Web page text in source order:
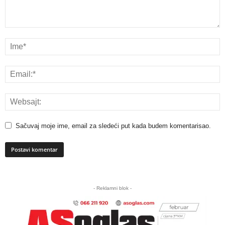
Sačuvaj moje ime, email za sledeći put kada budem komentarisao.
- Reklamni blok -